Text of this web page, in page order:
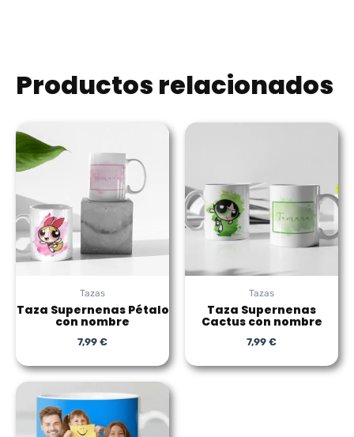
Productos relacionados
Tazas
Taza Supernenas Pétalo
con nombre
7,99 €
Tazas
Taza Supernenas
Cactus con nombre
7,99 €